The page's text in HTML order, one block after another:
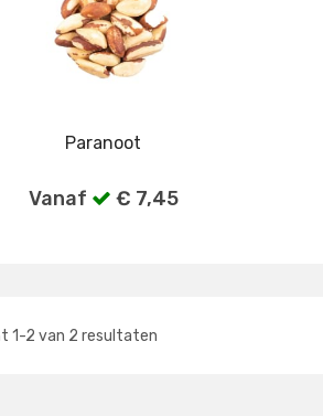
Paranoot
Vanaf € 7,45
1-2 van 2 resultaten